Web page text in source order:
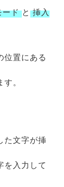
ード と 挿入
位置にある
。
た文字が挿
を入力して